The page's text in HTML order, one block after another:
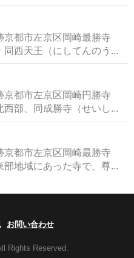
京都市左京区岡崎最勝寺
同西天王（にしてんのう...
京都市左京区岡崎円勝寺
西部、同成勝寺（せいし...
京都市左京区岡崎最勝寺
部地域にあった寺で、尊...
お問い合わせ
Rights Reserved.